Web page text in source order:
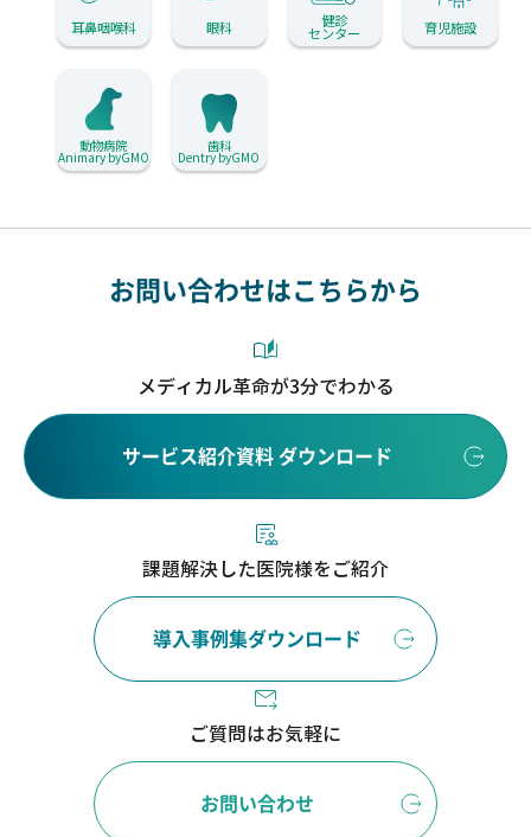
耳鼻咽喉科 眼科 健診
センター 育児施設
動物病院
Animary byGMO
歯科
Dentry byGMO
お問い合わせはこちらから
メディカル革命が3分でわかる
サービス紹介資料 ダウンロード
課題解決した医院様をご紹介
導入事例集ダウンロード
ご質問はお気軽に
お問い合わせ